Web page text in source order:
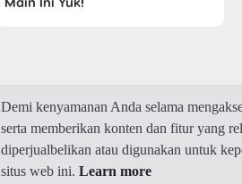
Demi kenyamanan Anda selama
serta memberikan konten dan fitur yang
diperjualbelikan atau digunakan untuk
situs web ini. Learn more